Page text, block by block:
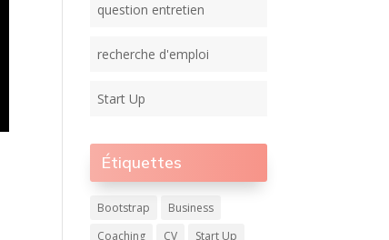
question entretien
recherche d'emploi
Start Up
Étiquettes
Bootstrap
Business
Coaching
CV
Start Up